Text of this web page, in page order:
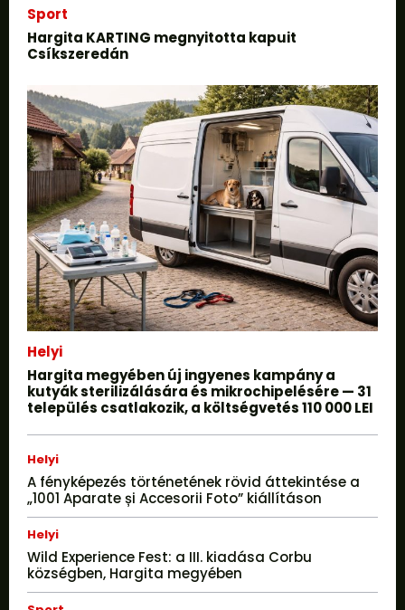
Sport
Hargita KARTING megnyitotta kapuit
Csíkszeredán
Helyi
Hargita megyében új ingyenes kampány a
kutyák sterilizálására és mikrochipelésére — 31
település csatlakozik, a költségvetés 110 000 LEI
Helyi
A fényképezés történetének rövid áttekintése a
„1001 Aparate și Accesorii Foto” kiállításon
Helyi
Wild Experience Fest: a III. kiadása Corbu
községben, Hargita megyében